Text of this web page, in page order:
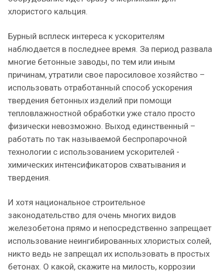
хлористого кальция.
Бурный всплеск интереса к ускорителям
наблюдается в последнее время. За период развала
многие бетонные заводы, по тем или иным
причинам, утратили свое паросиловое хозяйство –
использовать отработанный способ ускорения
твердения бетонных изделий при помощи
тепловлажностной обработки уже стало просто
физически невозможно. Выход единственный –
работать по так называемой беспропарочной
технологии с использованием ускорителей -
химических интенсификаторов схватывания и
твердения.
И хотя национальное строительное
законодательство для очень многих видов
железобетона прямо и непосредственно запрещает
использование неингибированных хлористых солей,
никто ведь не запрещал их использовать в простых
бетонах. О какой, скажите на милость, коррозии